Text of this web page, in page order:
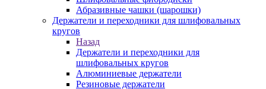
Абразивные чашки (шарошки)
Держатели и переходники для шлифовальных
кругов
Назад
Держатели и переходники для
шлифовальных кругов
Алюминиевые держатели
Резиновые держатели